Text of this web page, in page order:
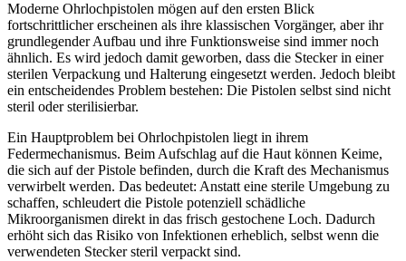
Moderne Ohrlochpistolen mögen auf den ersten Blick
fortschrittlicher erscheinen als ihre klassischen Vorgänger, aber ihr
grundlegender Aufbau und ihre Funktionsweise sind immer noch
ähnlich. Es wird jedoch damit geworben, dass die Stecker in einer
sterilen Verpackung und Halterung eingesetzt werden. Jedoch bleibt
ein entscheidendes Problem bestehen: Die Pistolen selbst sind nicht
steril oder sterilisierbar.
Ein Hauptproblem bei Ohrlochpistolen liegt in ihrem
Federmechanismus. Beim Aufschlag auf die Haut können Keime,
die sich auf der Pistole befinden, durch die Kraft des Mechanismus
verwirbelt werden. Das bedeutet: Anstatt eine sterile Umgebung zu
schaffen, schleudert die Pistole potenziell schädliche
Mikroorganismen direkt in das frisch gestochene Loch. Dadurch
erhöht sich das Risiko von Infektionen erheblich, selbst wenn die
verwendeten Stecker steril verpackt sind.